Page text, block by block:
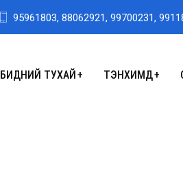
95961803, 88062921, 99700231,
БИДНИЙ ТУХАЙ ТЭНХИМҮҮД